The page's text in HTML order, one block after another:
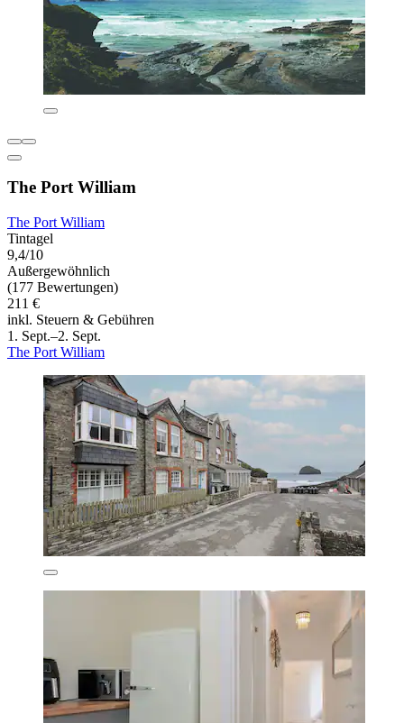
The Port William
The Port William
Tintagel
9,4/10
Außergewöhnlich
(177 Bewertungen)
211 €
inkl. Steuern & Gebühren
1. Sept.–2. Sept.
The Port William